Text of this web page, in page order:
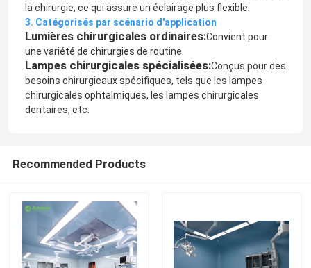
la chirurgie, ce qui assure un éclairage plus flexible.
3. Catégorisés par scénario d'application
Lumières chirurgicales ordinaires:Convient pour
une variété de chirurgies de routine.
Lampes chirurgicales spécialisées:Conçus pour des
besoins chirurgicaux spécifiques, tels que les lampes
chirurgicales ophtalmiques, les lampes chirurgicales
dentaires, etc.
Recommended Products